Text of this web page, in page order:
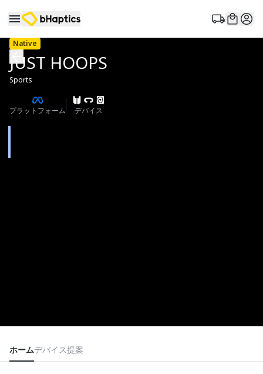
Native
JUST HOOPS
Sports
プラットフォーム デバイス
ホームデバイス提案